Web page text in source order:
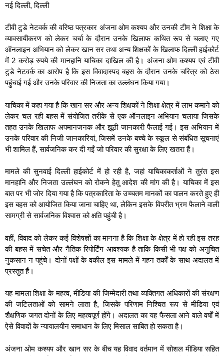
नई दिल्ली, दिल्ली
टीवी टुडे नेटवर्क की वरिष्ठ पत्रकार अंजना ओम कश्यप और उनकी टीम ने शिक्षा के
व्यावसायीकरण को लेकर चर्चा के दौरान उनके खिलाफ कथित रूप से चलाए गए
ऑनलाइन अभियान को लेकर खान सर तथा अन्य शिक्षकों के खिलाफ दिल्ली हाईकोर्ट
में 2 करोड़ रुपये की मानहानि याचिका दाखिल की है। अंजना ओम कश्यप एवं टीवी
टुडे नेटवर्क का आरोप है कि इस विवादास्पद बहस के दौरान उनके चरित्र को ठेस
पहुंचाई गई और उनके परिवार की निजता का उल्लंघन किया गया।
याचिका में कहा गया है कि खान सर और अन्य शिक्षकों ने शिक्षा क्षेत्र में लाभ कमाने को
लेकर चल रही बहस में संयोजित तरीके से एक ऑनलाइन अभियान चलाया जिसके
तहत उनके खिलाफ अपमानजनक और झूठी जानकारी फैलाई गई। इस अभियान में
उनके परिवार की निजी जानकारियां, जिसमें उनके बच्चे के स्कूल से संबंधित सूचनाएं
भी शामिल हैं, सार्वजनिक कर दी गईं जो परिवार की सुरक्षा के लिए खतरा हैं।
मामले की सुनवाई दिल्ली हाईकोर्ट में हो रही है, जहां याचिकाकर्ताओं ने तुरंत इस
मानहानि और निजता उल्लंघन को रोकने हेतु आदेश की मांग की है। याचिका में इस
बात पर भी जोर दिया गया है कि पत्रकारिता के उच्चतम मानकों का पालन करते हुए ही
इस बहस को आयोजित किया जाना चाहिए था, लेकिन इसके विपरीत भ्रम फैलाने वाली
सामग्री से सार्वजनिक विश्वास को क्षति पहुंची है।
वहीं, विवाद को लेकर कई विशेषज्ञों का मानना है कि शिक्षा के क्षेत्र में हो रही इस तरह
की बहस में सचेत और नैतिक रिपोर्टिंग आवश्यक है ताकि किसी भी पक्ष को अनुचित
नुकसान न पहुंचे। दोनों पक्षों के वकील इस मामले में गहन तर्कों के साथ अदालत में
प्रस्तुत हैं।
यह मामला शिक्षा के महत्व, मीडिया की जिम्मेदारी तथा व्यक्तिगत अधिकारों की संरक्षण
की जटिलताओं को सामने लाता है, जिसके परिणाम निश्चित रूप से मीडिया एवं
शैक्षणिक जगत दोनों के लिए महत्वपूर्ण होंगे। अदालत का यह फैसला आने वाले वर्षों में
ऐसे विवादों के न्यायालयीन समाधान के लिए मिसाल साबित हो सकता है।
अंजना ओम कश्यप और खान सर के बीच यह विवाद वर्तमान में सोशल मीडिया सहित